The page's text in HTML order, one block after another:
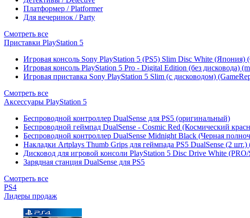
Платформер / Platformer
Для вечеринок / Party
Смотреть все
Приставки PlayStation 5
Игровая консоль Sony PlayStation 5 (PS5) Slim Disc White (Япония)
Игровая консоль PlayStation 5 Pro - Digital Edition (без дисковода)
Игровая приставка Sony PlayStation 5 Slim (с дисководом)
Смотреть все
Аксессуары PlayStation 5
Беспроводной контроллер DualSense для PS5 (оригинальный)
Беспроводной геймпад DualSense - Cosmic Red (Космический
Беспроводной контроллер DualSense Midnight Black (Черная
Накладки Artplays Thumb Grips для геймпада PS5 DualSense (2 шт.)
Дисковод для игровой консоли PlayStation 5 Disc Drive White
Зарядная станция DualSense для PS5
Смотреть все
PS4
Лидеры продаж